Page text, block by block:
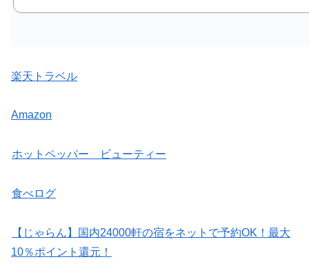
楽天トラベル
Amazon
ホットペッパー ビューティー
食べログ
【じゃらん】国内24000軒の宿をネットで予約OK！最大
10％ポイント還元！